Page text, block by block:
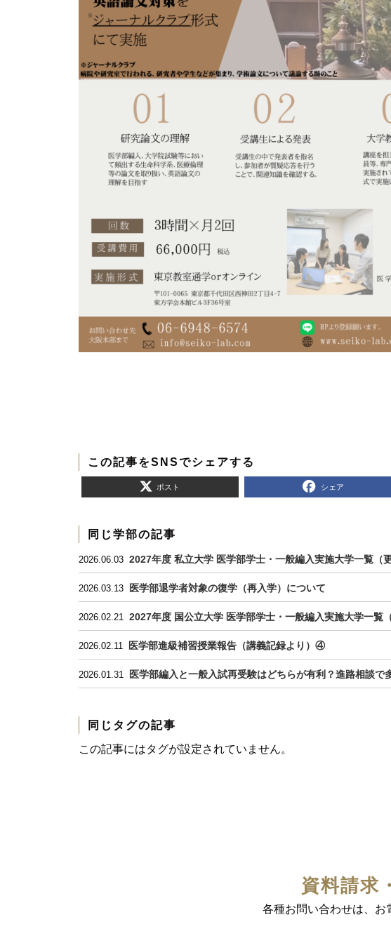
この記事をSNSでシェアする
ポスト シェア
同じ学部の記事
2026.06.03 2027年度 私立大学 医学部学士・一般編入実施大学一覧（更
2026.03.13 医学部退学者対象の復学（再入学）について
2026.02.21 2027年度 国公立大学 医学部学士・一般編入実施大学一覧（
2026.02.11 医学部進級補習授業報告（講義記録より）④
2026.01.31 医学部編入と一般入試再受験はどちらが有利？進路相談で
同じタグの記事
この記事にはタグが設定されていません。
資料請求
各種お問い合わせは、お